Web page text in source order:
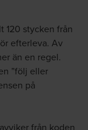
120 stycken från
efterleva. Av
än en regel.
”följ eller
på
från koden